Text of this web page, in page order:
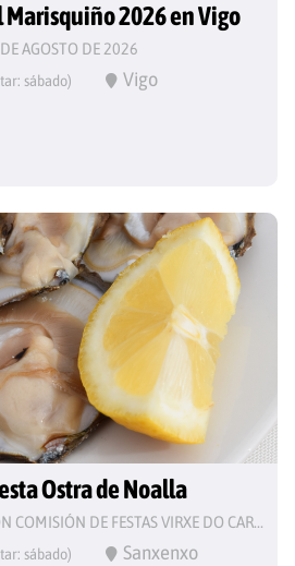
2026 en Vigo
AGOSTO DE 2026
sábado) Vigo
Ostra de Noalla
ASOCIACIÓN COMISIÓN DE FESTAS VIRXE DO CARME
sábado) Sanxenxo